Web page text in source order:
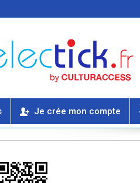
Je crée mon compte